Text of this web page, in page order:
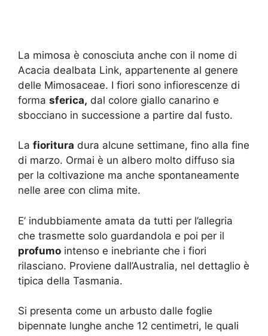
La mimosa è conosciuta anche con il nome di
Acacia dealbata Link, appartenente al genere
delle Mimosaceae. I fiori sono infiorescenze di
forma sferica, dal colore giallo canarino e
sbocciano in successione a partire dal fusto.
La fioritura dura alcune settimane, fino alla fine
di marzo. Ormai è un albero molto diffuso sia
per la coltivazione ma anche spontaneamente
nelle aree con clima mite.
E’ indubbiamente amata da tutti per l’allegria
che trasmette solo guardandola e poi per il
profumo intenso e inebriante che i fiori
rilasciano. Proviene dall’Australia, nel dettaglio è
tipica della Tasmania.
Si presenta come un arbusto dalle foglie
bipennate lunghe anche 12 centimetri, le quali